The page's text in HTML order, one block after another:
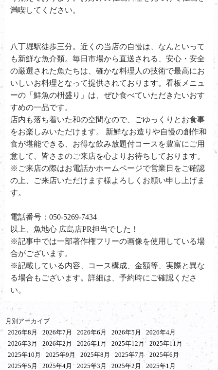
満喫してください。
八丁堀駅徒歩三分。近くの当店の自慢は、なんといって
も新鮮な魚介類。毎日市場から直送される、安心・安全
の厳選された魚たちは、確かな料理人の技術で最高にお
いしいお料理となって提供されております。看板メニュ
ーの「鮮魚の枡盛り」は、ぜひ食べていただきたいおす
すめの一品です。
店内も落ち着いた和の空間なので、ごゆっくりとお食事
をお楽しみいただけます。 新鮮なお造りや自慢の創作和
食が堪能できる、お得な飲み放題付コースを豊富にご用
意して、皆さまのご来店を心よりお待ちしております。
※ご来店の際はお電話かホームページで営業日をご確認
の上、ご来店いただけます様よろしくお願い申し上げま
す。
電話番号：050-5269-7434
以上、魚地心 広島店PR担当でした！
※記事中では一部著作権フリーの画像を使用している場
合がございます。
※記載している内容、コース構成、金額等、実際と異な
る場合もございます。詳細は、予約時にご確認くださ
い。
月別アーカイブ
2026年8月
2026年7月 2026年6月 2026年5月
2026年4月
2026年3月
2026年2月 2026年1月 2025年12月
2025年11月
2025年10月
2025年9月 2025年8月 2025年7月
2025年6月
2025年5月
2025年4月 2025年3月 2025年2月
2025年1月